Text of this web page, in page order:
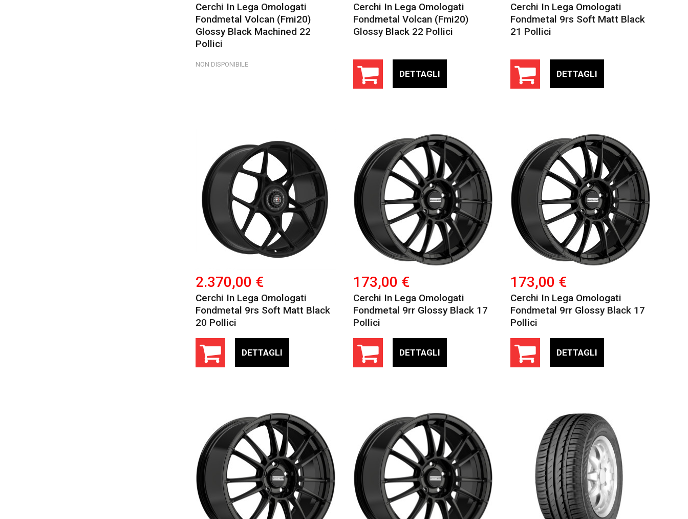
Cerchi In Lega Omologati
Fondmetal Volcan (fmi20)
Glossy Black Machined 22
Pollici
NON DISPONIBILE
Cerchi In Lega Omologati
Fondmetal Volcan (fmi20)
Glossy Black 22 Pollici
DETTAGLI
Cerchi In Lega Omologati
Fondmetal 9rs Soft Matt Black
21 Pollici
DETTAGLI
2.370,00 €
Cerchi In Lega Omologati
Fondmetal 9rs Soft Matt Black
20 Pollici
DETTAGLI
173,00 €
Cerchi In Lega Omologati
Fondmetal 9rr Glossy Black 17
Pollici
DETTAGLI
173,00 €
Cerchi In Lega Omologati
Fondmetal 9rr Glossy Black 17
Pollici
DETTAGLI